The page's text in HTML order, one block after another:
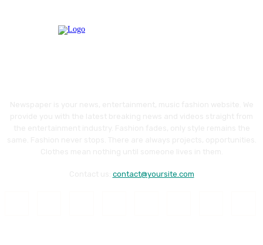
contact@yoursite.com